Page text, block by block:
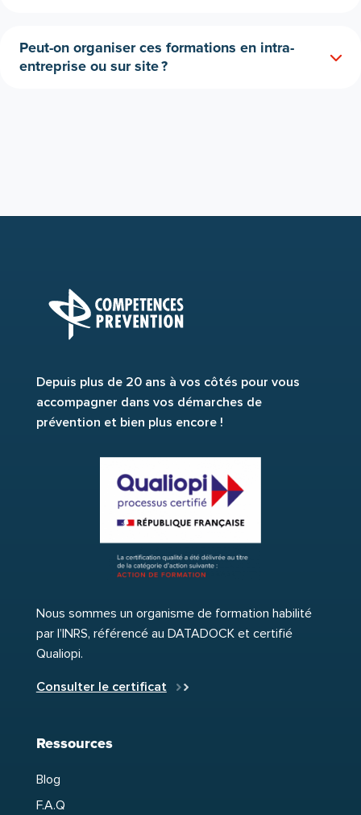
Peut-on organiser ces formations en intra-
entreprise ou sur site ?
Depuis plus de 20 ans à vos côtés pour vous
accompagner dans vos démarches de
prévention et bien plus encore !
Nous sommes un organisme de formation habilité
par l’INRS, référencé au DATADOCK et certifié
Qualiopi.
Consulter le certificat
Ressources
Blog
F.A.Q